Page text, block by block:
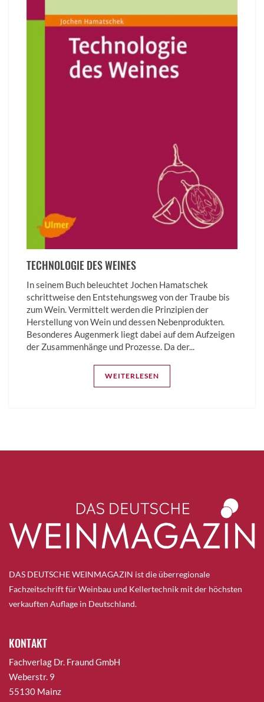
TECHNOLOGIE DES WEINES
In seinem Buch beleuchtet Jochen Hamatschek
schrittweise den Entstehungsweg von der Traube bis
zum Wein. Vermittelt werden die Prinzipien der
Herstellung von Wein und dessen Nebenprodukten.
Besonderes Augenmerk liegt dabei auf dem Aufzeigen
der Zusammenhänge und Prozesse. Da der...
WEITERLESEN
DAS DEUTSCHE WEINMAGAZIN ist die überregionale
Fachzeitschrift für Weinbau und Kellertechnik mit der höchsten
verkauften Auflage in Deutschland.
KONTAKT
Fachverlag Dr. Fraund GmbH
Weberstr. 9
55130 Mainz